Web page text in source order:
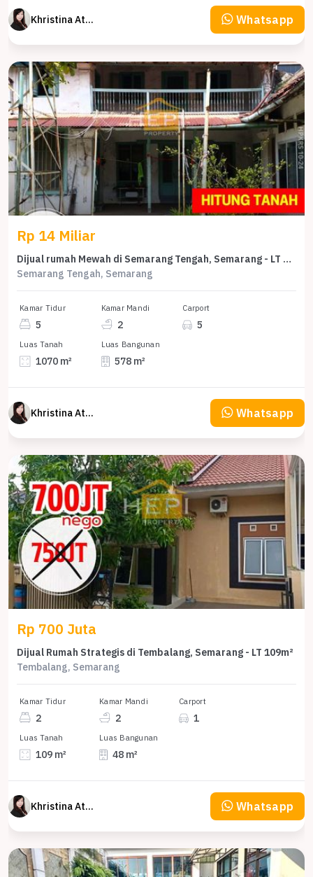
Khristina Atmodjo Whatsapp
Rp 14 Miliar
Dijual rumah Mewah di Semarang Tengah, Semarang - LT 1070m²
Semarang Tengah, Semarang
Kamar Tidur
5
Kamar Mandi
2
Carport
5
Luas Tanah
1070 m²
Luas Bangunan
578 m²
Khristina Atmodjo Whatsapp
Rp 700 Juta
Dijual Rumah Strategis di Tembalang, Semarang - LT 109m²
Tembalang, Semarang
Kamar Tidur
2
Kamar Mandi
2
Carport
1
Luas Tanah
109 m²
Luas Bangunan
48 m²
Khristina Atmodjo Whatsapp